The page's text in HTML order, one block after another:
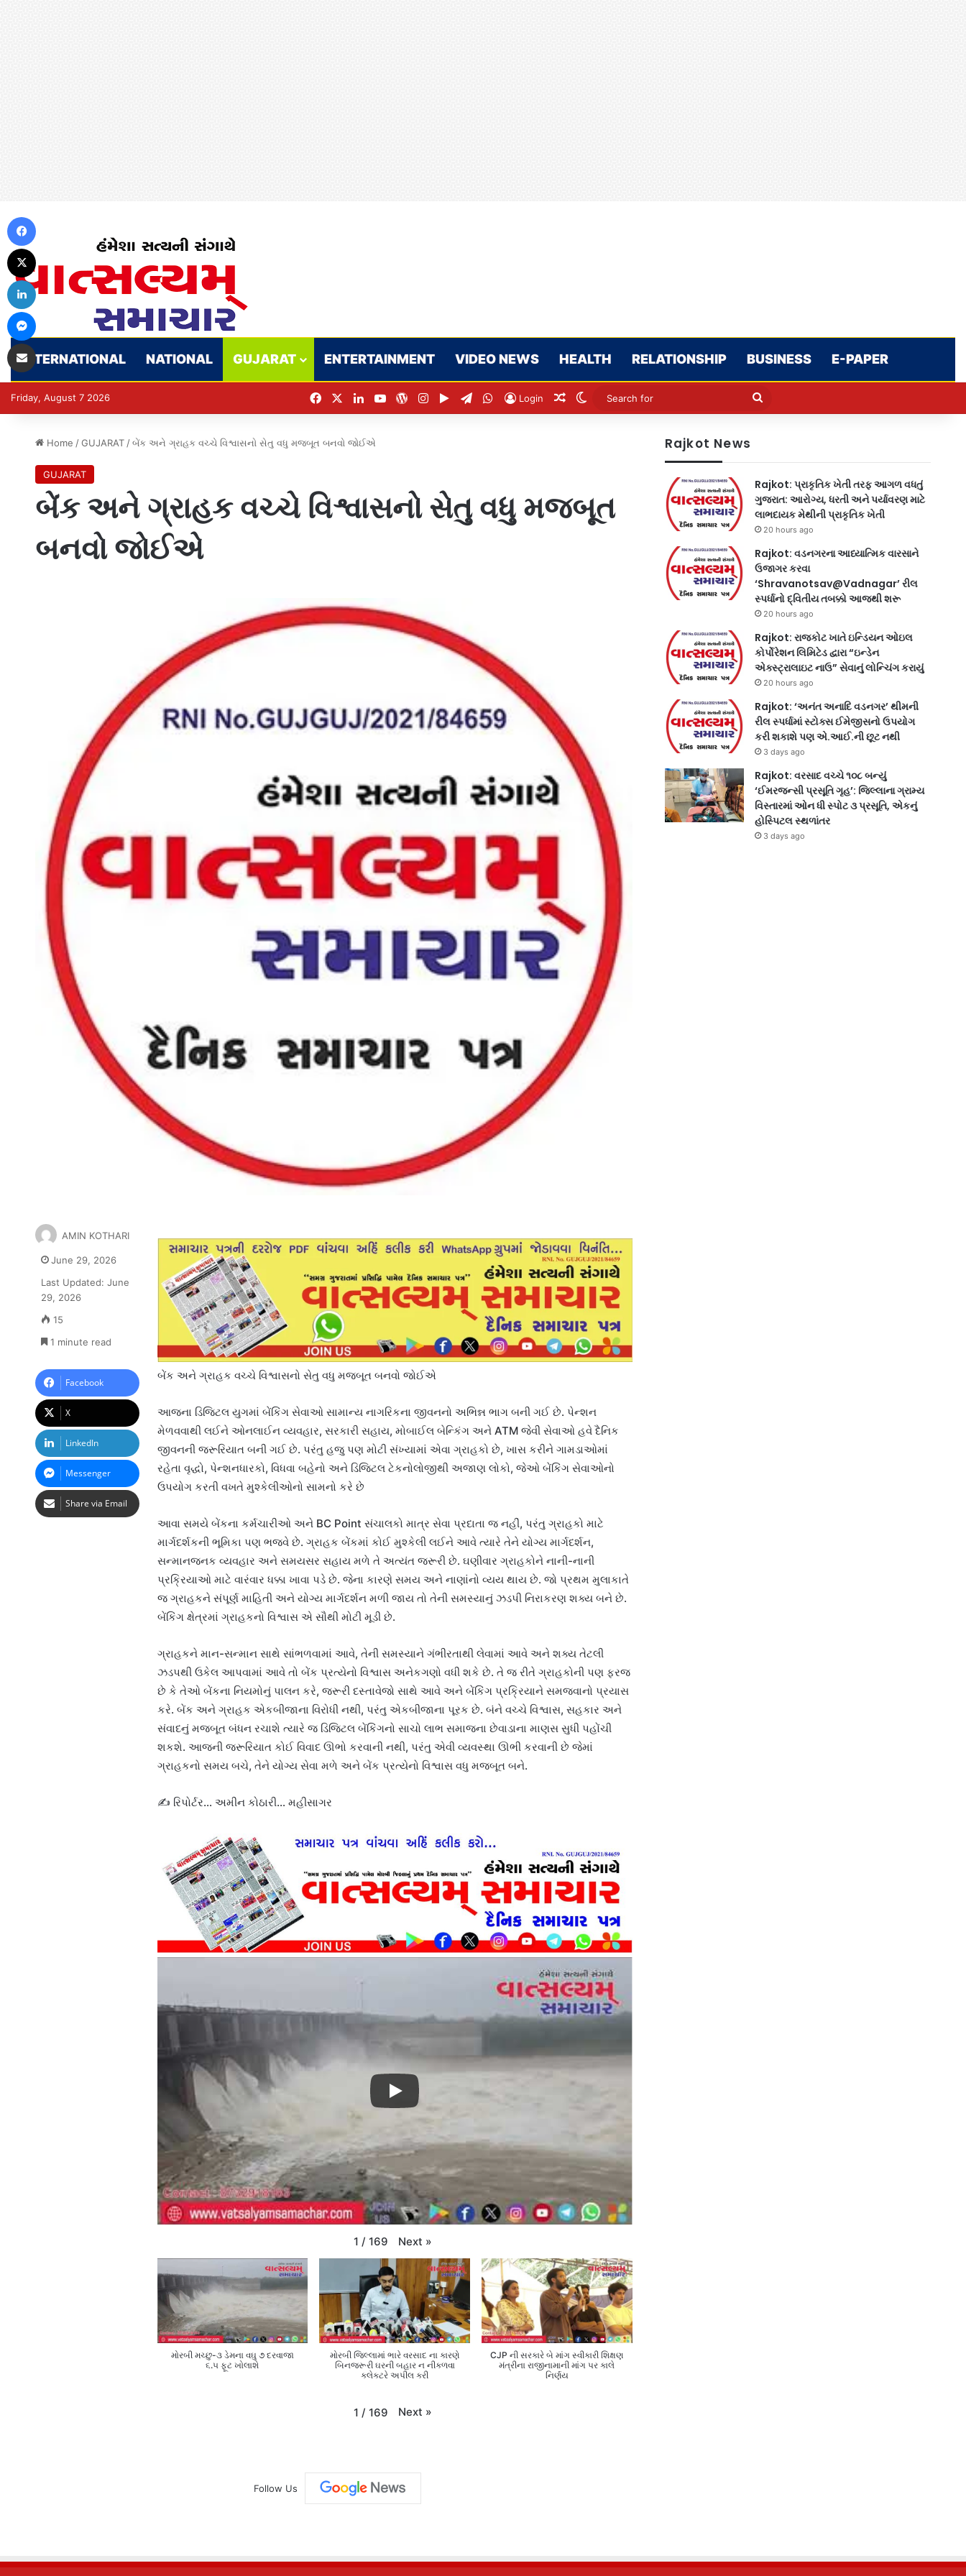
INTERNATIONAL NATIONAL GUJARAT ENTERTAINMENT VIDEO NEWS HEALTH RELATIONSHIP BUSINESS E-PAPER
Friday, August 7 2026 FacebookLinkedInYouTubeWordPress
Instagram
Google Play
Telegram
WhatsApp
Login Random Article
Switch skin
Search
Home / GUJARAT / બેંક અને ગ્રાહક વચ્ચે વિશ્વાસનો સેતુ વધુ મજબૂત બનવો જોઈએ
GUJARAT
બેંક અને ગ્રાહક વચ્ચે વિશ્વાસનો સેતુ વધુ મજબૂત
બનવો જોઈએ
બેંક અને ગ્રાહક વચ્ચે વિશ્વાસનો સેતુ વધુ મજબૂત બનવો જોઈએ
આજના ડિજિટલ યુગમાં બેંકિંગ સેવાઓ સામાન્ય નાગરિકના જીવનનો અભિન્ન ભાગ બની ગઈ છે. પેન્શન
મેળવવાથી લઈને ઓનલાઈન વ્યવહાર, સરકારી સહાય, મોબાઈલ બેન્કિંગ અને ATM જેવી સેવાઓ હવે દૈનિક
જીવનની જરૂરિયાત બની ગઈ છે. પરંતુ હજુ પણ મોટી સંખ્યામાં એવા ગ્રાહકો છે, ખાસ કરીને ગામડાઓમાં
રહેતા વૃદ્ધો, પેન્શનધારકો, વિધવા બહેનો અને ડિજિટલ ટેકનોલોજીથી અજાણ લોકો, જેઓ બેંકિંગ સેવાઓનો
ઉપયોગ કરતી વખતે મુશ્કેલીઓનો સામનો કરે છે
આવા સમયે બેંકના કર્મચારીઓ અને BC Point સંચાલકો માત્ર સેવા પ્રદાતા જ નહીં, પરંતુ ગ્રાહકો માટે
માર્ગદર્શકની ભૂમિકા પણ ભજવે છે. ગ્રાહક બેંકમાં કોઈ મુશ્કેલી લઈને આવે ત્યારે તેને યોગ્ય માર્ગદર્શન,
સન્માનજનક વ્યવહાર અને સમયસર સહાય મળે તે અત્યંત જરૂરી છે. ઘણીવાર ગ્રાહકોને નાની-નાની
પ્રક્રિયાઓ માટે વારંવાર ધક્કા ખાવા પડે છે. જેના કારણે સમય અને નાણાંનો વ્યય થાય છે. જો પ્રથમ મુલાકાતે
જ ગ્રાહકને સંપૂર્ણ માહિતી અને યોગ્ય માર્ગદર્શન મળી જાય તો તેની સમસ્યાનું ઝડપી નિરાકરણ શક્ય બને છે.
બેંકિંગ ક્ષેત્રમાં ગ્રાહકનો વિશ્વાસ એ સૌથી મોટી મૂડી છે.
ગ્રાહકને માન-સન્માન સાથે સાંભળવામાં આવે, તેની સમસ્યાને ગંભીરતાથી લેવામાં આવે અને શક્ય તેટલી
ઝડપથી ઉકેલ આપવામાં આવે તો બેંક પ્રત્યેનો વિશ્વાસ અનેકગણો વધી શકે છે. તે જ રીતે ગ્રાહકોની પણ ફરજ
છે કે તેઓ બેંકના નિયમોનું પાલન કરે, જરૂરી દસ્તાવેજો સાથે આવે અને બેંકિંગ પ્રક્રિયાને સમજવાનો પ્રયાસ
કરે. બેંક અને ગ્રાહક એકબીજાના વિરોધી નથી, પરંતુ એકબીજાના પૂરક છે. બંને વચ્ચે વિશ્વાસ, સહકાર અને
સંવાદનું મજબૂત બંધન રચાશે ત્યારે જ ડિજિટલ બેંકિંગનો સાચો લાભ સમાજના છેવાડાના માણસ સુધી પહોંચી
શકશે. આજની જરૂરિયાત કોઈ વિવાદ ઊભો કરવાની નથી, પરંતુ એવી વ્યવસ્થા ઊભી કરવાની છે જેમાં
ગ્રાહકનો સમય બચે, તેને યોગ્ય સેવા મળે અને બેંક પ્રત્યેનો વિશ્વાસ વધુ મજબૂત બને.
✍️ રિપોર્ટર… અમીન કોઠારી… મહીસાગર
1 / 169 Next »
મોરબી મચ્છુ-૩ ડેમના વઘુ ૭ દરવાજા
૬.૫ ફૂટ ખોલાશે
મોરબી જિલ્લામાં ભારે વરસાદ ના કારણે
બિનજરૂરી ઘરની બહાર ન નીકળવા
કલેક્ટરે અપીલ કરી
CJP ની સરકારે બે માંગ સ્વીકારી શિક્ષણ
મંત્રીના રાજીનામાની માંગ પર કાલે
નિર્ણય
1 / 169 Next »
AMIN KOTHARI
June 29, 2026
Last Updated: June
29, 2026
15
1 minute read
Facebook
X
LinkedIn
Messenger
Share via Email
Follow Us
Rajkot News
Rajkot: પ્રાકૃતિક ખેતી તરફ આગળ વધતું
ગુજરાત: આરોગ્ય, ધરતી અને પર્યાવરણ માટે
લાભદાયક મેથીની પ્રાકૃતિક ખેતી
20 hours ago
Rajkot: વડનગરના આધ્યાત્મિક વારસાને
ઉજાગર કરવા
‘Shravanotsav@Vadnagar’ રીલ
સ્પર્ધાનો દ્વિતીય તબક્કો આજથી શરૂ
20 hours ago
Rajkot: રાજકોટ ખાતે ઇન્ડિયન ઓઇલ
કોર્પોરેશન લિમિટેડ દ્વારા “ઇન્ડેન
એક્સ્ટ્રાલાઇટ નાઉ” સેવાનું લોન્ચિંગ કરાયું
20 hours ago
Rajkot: ‘અનંત અનાદિ વડનગર’ થીમની
રીલ સ્પર્ધામાં સ્ટોક્સ ઈમેજીસનો ઉપયોગ
કરી શકાશે પણ એ.આઈ.ની છૂટ નથી
3 days ago
Rajkot: વરસાદ વચ્ચે ૧૦૮ બન્યું
‘ઈમરજન્સી પ્રસૂતિ ગૃહ’: જિલ્લાના ગ્રામ્ય
વિસ્તારમાં ઓન ધી સ્પોટ ૩ પ્રસૂતિ, એકનું
હોસ્પિટલ સ્થળાંતર
3 days ago
LinkedIn